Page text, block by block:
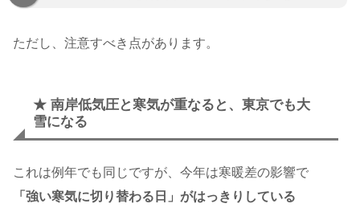
ただし、注意すべき点があります。
★ 南岸低気圧と寒気が重なると、東京でも大
雪になる
これは例年でも同じですが、今年は寒暖差の影響で
「強い寒気に切り替わる日」がはっきりしている